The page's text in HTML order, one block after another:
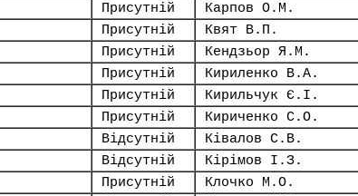
Присутній Карпов О.М.
Присутній Квят В.П.
Присутній Кендзьор Я.М.
Присутній Кириленко В.А.
Присутній Кирильчук Є.І.
Присутній Кириченко С.О.
Відсутній Ківалов С.В.
Відсутній Кірімов І.З.
Присутній Клочко М.О.